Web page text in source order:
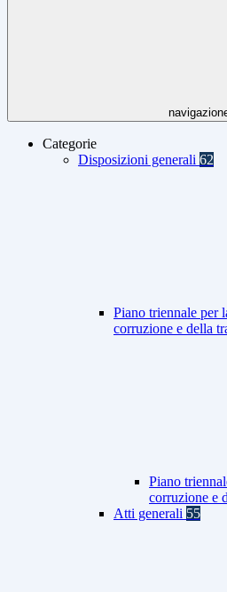
Categorie
Disposizioni generali 62
Piano triennale per
corruzione e della
Piano
corruzione e
Atti generali 55